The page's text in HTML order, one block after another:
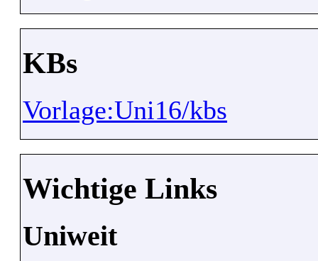
KBs
Vorlage:Uni16/kbs
Wichtige Links
Uniweit